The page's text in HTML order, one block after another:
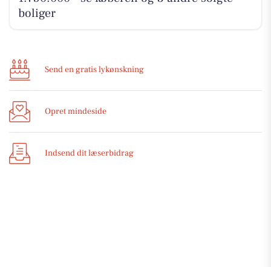
boliger
Send en gratis lykønskning
Opret mindeside
Indsend dit læserbidrag